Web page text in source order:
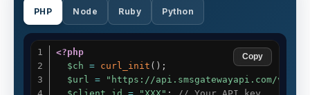
PHP Node Ruby Python